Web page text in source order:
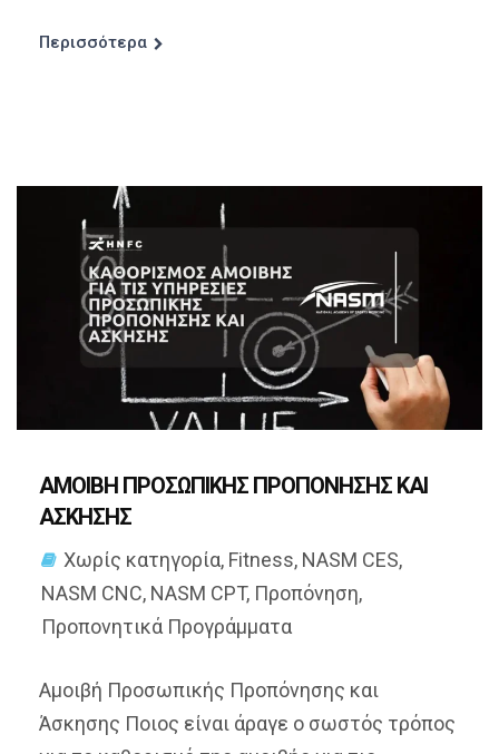
Περισσότερα
ΑΜΟΙΒΗ ΠΡΟΣΩΠΙΚΗΣ ΠΡΟΠΟΝΗΣΗΣ ΚΑΙ
ΑΣΚΗΣΗΣ
Χωρίς κατηγορία, Fitness, NASM CES,
NASM CNC, NASM CPT, Προπόνηση,
Προπονητικά Προγράμματα
Αμοιβή Προσωπικής Προπόνησης και
Άσκησης Ποιος είναι άραγε ο σωστός τρόπος